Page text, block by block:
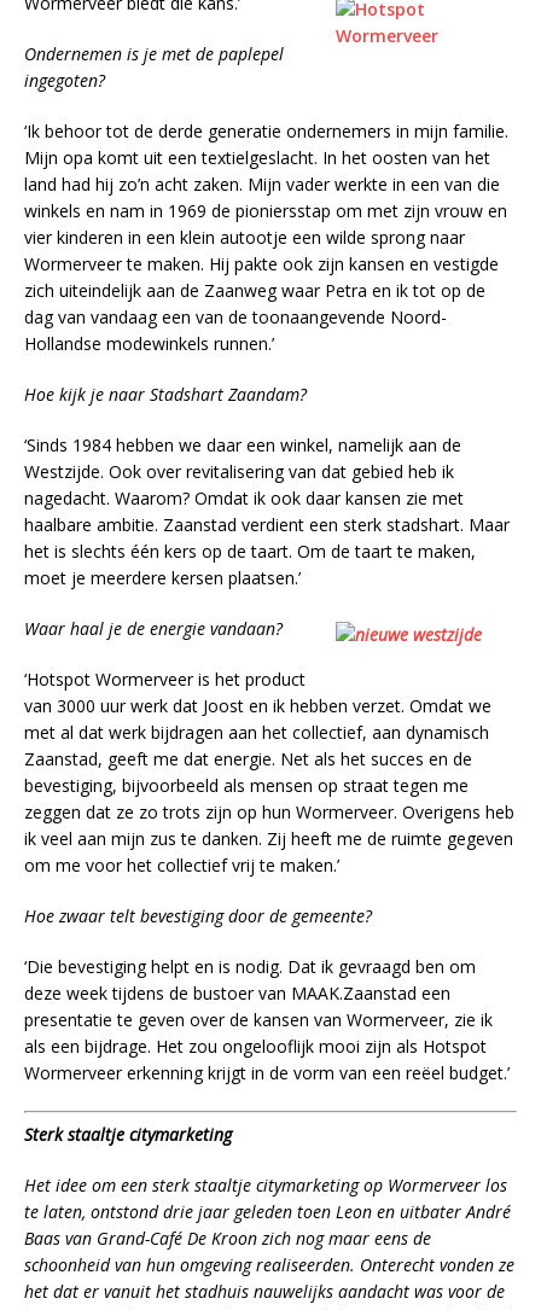
Ondernemen is je met de paplepel
ingegoten?
‘Ik behoor tot de derde generatie ondernemers in mijn familie.
Mijn opa komt uit een textielgeslacht. In het oosten van het
land had hij zo’n acht zaken. Mijn vader werkte in een van die
winkels en nam in 1969 de pioniersstap om met zijn vrouw en
vier kinderen in een klein autootje een wilde sprong naar
Wormerveer te maken. Hij pakte ook zijn kansen en vestigde
zich uiteindelijk aan de Zaanweg waar Petra en ik tot op de
dag van vandaag een van de toonaangevende Noord-
Hollandse modewinkels runnen.’
Hoe kijk je naar Stadshart Zaandam?
‘Sinds 1984 hebben we daar een winkel, namelijk aan de
Westzijde. Ook over revitalisering van dat gebied heb ik
nagedacht. Waarom? Omdat ik ook daar kansen zie met
haalbare ambitie. Zaanstad verdient een sterk stadshart. Maar
het is slechts één kers op de taart. Om de taart te maken,
moet je meerdere kersen plaatsen.’
Waar haal je de energie vandaan?
‘Hotspot Wormerveer is het product
van 3000 uur werk dat Joost en ik hebben verzet. Omdat we
met al dat werk bijdragen aan het collectief, aan dynamisch
Zaanstad, geeft me dat energie. Net als het succes en de
bevestiging, bijvoorbeeld als mensen op straat tegen me
zeggen dat ze zo trots zijn op hun Wormerveer. Overigens heb
ik veel aan mijn zus te danken. Zij heeft me de ruimte gegeven
om me voor het collectief vrij te maken.’
Hoe zwaar telt bevestiging door de gemeente?
‘Die bevestiging helpt en is nodig. Dat ik gevraagd ben om
deze week tijdens de bustoer van MAAK.Zaanstad een
presentatie te geven over de kansen van Wormerveer, zie ik
als een bijdrage. Het zou ongelooflijk mooi zijn als Hotspot
Wormerveer erkenning krijgt in de vorm van een reëel budget.’
Sterk staaltje citymarketing
Het idee om een sterk staaltje citymarketing op Wormerveer los
te laten, ontstond drie jaar geleden toen Leon en uitbater André
Baas van Grand-Café De Kroon zich nog maar eens de
schoonheid van hun omgeving realiseerden. Onterecht vonden ze
het dat er vanuit het stadhuis nauwelijks aandacht was voor de